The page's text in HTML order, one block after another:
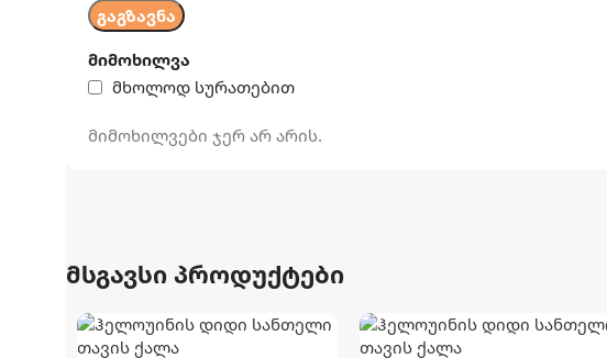
მიმოხილვა
მხოლოდ სურათებით
მიმოხილვები ჯერ არ არის.
მსგავსი პროდუქტები